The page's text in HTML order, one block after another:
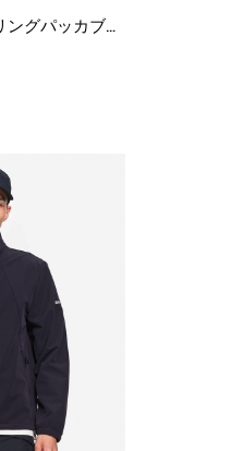
透湿防水 撥水 サイクリングパッカブル オーバーパンツ